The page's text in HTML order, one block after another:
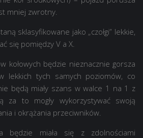
mniej zwrotny.
sklasyfikowane jako „czołgi” lekkie,
się pomiędzy V a X.
kołowych będzie nieznacznie gorsza
lekkich tych samych poziomów, co
będą miały szans w walce 1 na 1 z
za to mogły wykorzystywać swoją
i okrążania przeciwników.
będzie miała się z zdolnościami